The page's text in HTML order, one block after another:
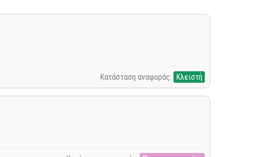
Κατάσταση αναφοράς: Κλειστή